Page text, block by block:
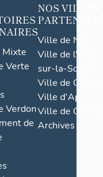
Mixte
Verte
Verdon
de
NOS VILLES
Ville de Nice
Ville de l'Isle-
sur-la-Sorgue
Ville de Grasse
Ville d'Apt
Ville de
Archives